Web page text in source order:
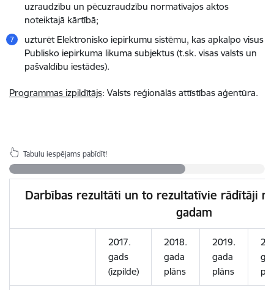
uzraudzību un pēcuzraudzību normatīvajos aktos
noteiktajā kārtībā;
uzturēt Elektronisko iepirkumu sistēmu, kas apkalpo visus
Publisko iepirkuma likuma subjektus (t.sk. visas valsts un
pašvaldību iestādes).
Programmas izpildītājs: Valsts reģionālās attīstības aģentūra.
Tabulu iespējams pabīdīt!
Darbības rezultāti un to rezultatīvie rādītāji
gadam
2017.
gads
(izpilde)
2018.
gada
plāns
2019.
gada
plāns